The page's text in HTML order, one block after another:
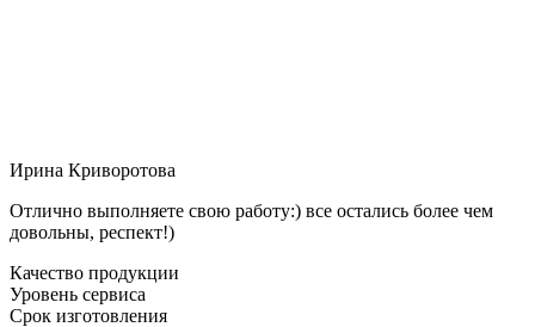
Ирина Криворотова
Отлично выполняете свою работу:) все остались более чем
довольны, респект!)
Качество продукции
Уровень сервиса
Срок изготовления